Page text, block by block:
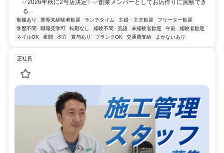
✅2026年秋に2号店決定✨ ✅創業メンバーとしてお店作りに貢献でき
る...
制服あり 業界未経験者歓迎 ランチタイム 主婦・主夫歓迎
フリーター歓迎
学歴不問
職場見学可 転勤なし 経験不問 英語 未経験者歓迎 午前
経験者歓迎
ネイルOK
夜間 夕方 賞与あり ブランクOK 交通費支給 まかないあり
正社員